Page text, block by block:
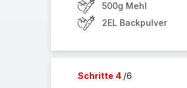
500g Mehl
2EL Backpulver
Schritte 4 /6